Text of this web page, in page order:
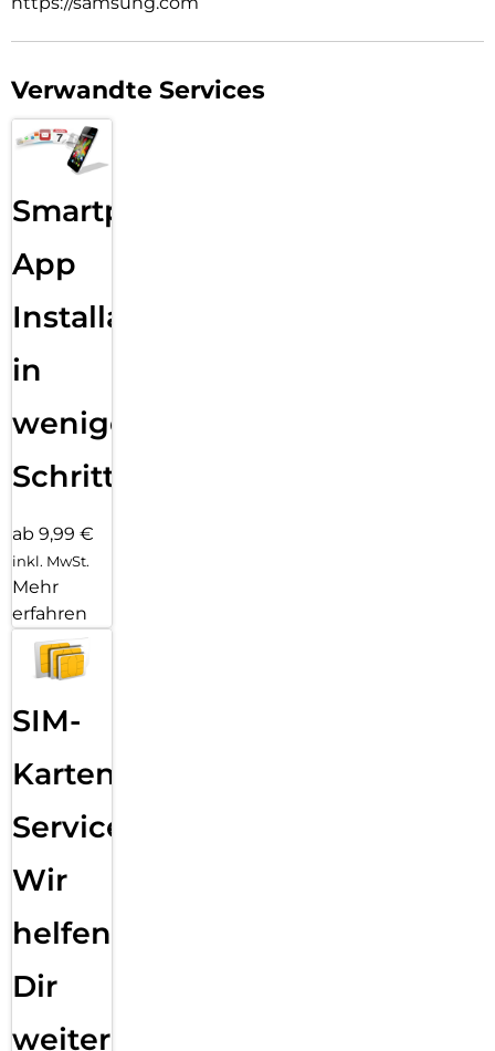
Verwandte Services
Smartphone
App
Installation
in
wenigen
Schritten
ab 9,99 €
inkl. MwSt.
Mehr
erfahren
SIM-
Karten
Service:
Wir
helfen
Dir
weiter